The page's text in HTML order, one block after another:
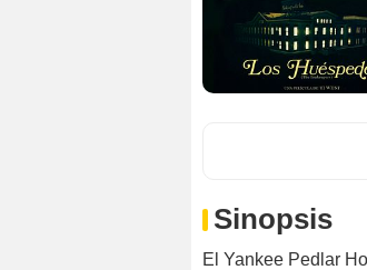
Sinopsis
El Yankee Pedlar